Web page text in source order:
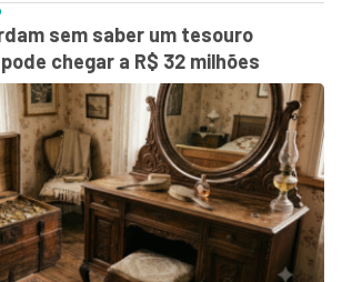
sem saber um tesouro
chegar a R$ 32 milhões